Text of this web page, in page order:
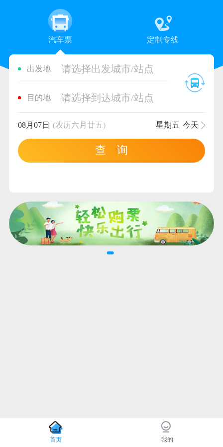
汽车票 定制专线
出发地 请选择出发城市/站点
目的地 请选择到达城市/站点
08月07日 (农历六月廿五) 星期五 今天
查 询
首页 我的